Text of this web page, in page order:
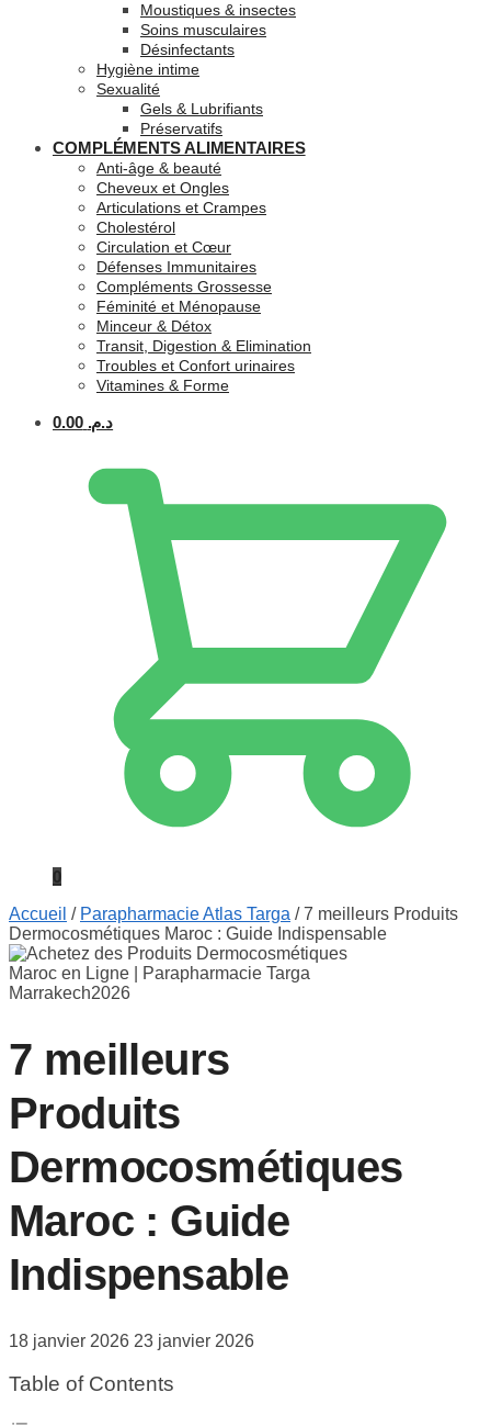
Moustiques & insectes
Soins musculaires
Désinfectants
Hygiène intime
Sexualité
Gels & Lubrifiants
Préservatifs
COMPLÉMENTS ALIMENTAIRES
Anti-âge & beauté
Cheveux et Ongles
Articulations et Crampes
Cholestérol
Circulation et Cœur
Défenses Immunitaires
Compléments Grossesse
Féminité et Ménopause
Minceur & Détox
Transit, Digestion & Elimination
Troubles et Confort urinaires
Vitamines & Forme
د.م. 0.00
0
Accueil / Parapharmacie Atlas Targa /7 meilleurs Produits
Dermocosmétiques Maroc : Guide Indispensable
7 meilleurs
Produits
Dermocosmétiques
Maroc : Guide
Indispensable
18 janvier 2026 23 janvier 2026
Table of Contents